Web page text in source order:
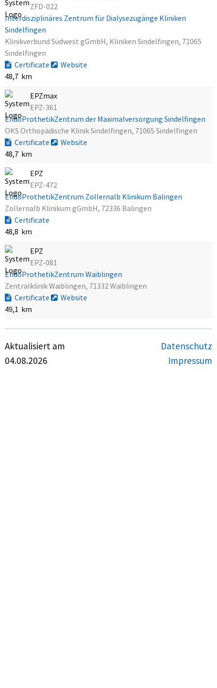
ZFD-022
Interdisziplinäres Zentrum für Dialysezugänge Kliniken
Sindelfingen
Klinikverbund Südwest gGmbH, Kliniken Sindelfingen, 71065
Sindelfingen
Certificate
Website
48,7 km
EPZmax
EPZ-361
EndoProthetikZentrum der Maximalversorgung Sindelfingen
OKS Orthopädische Klinik Sindelfingen, 71065 Sindelfingen
Certificate
Website
48,7 km
EPZ
EPZ-472
EndoProthetikZentrum Zollernalb Klinikum Balingen
Zollernalb Klinikum gGmbH, 72336 Balingen
Certificate
48,8 km
EPZ
EPZ-081
EndoProthetikZentrum Waiblingen
Zentralklinik Waiblingen, 71332 Waiblingen
Certificate
Website
49,1 km
Aktualisiert am
04.08.2026
Datenschutz
Impressum